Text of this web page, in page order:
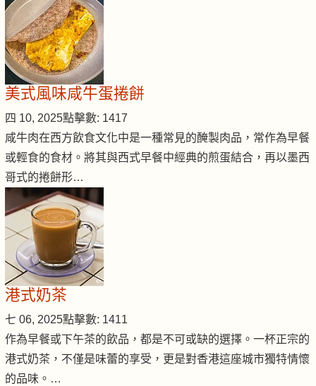
美式風味咸牛蛋捲餅
四 10, 2025點擊數: 1417
咸牛肉在西方飲食文化中是一種常見的醃製肉品，常作為早餐
或輕食的食材。將其與西式早餐中經典的煎蛋結合，再以墨西
哥式的捲餅形…
港式奶茶
七 06, 2025點擊數: 1411
作為早餐或下午茶的飲品，都是不可或缺的選擇。一杯正宗的
港式奶茶，不僅是味蕾的享受，更是對香港這座城市獨特情懷
的品味。…